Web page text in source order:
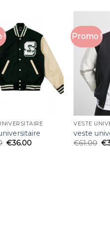
!
€36.00
Promo !
VESTE
veste
€61.00 €